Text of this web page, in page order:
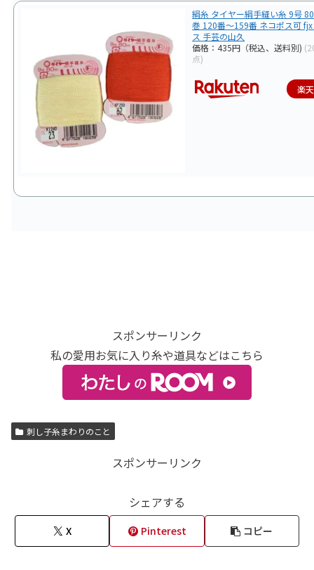
絹糸 タイヤー絹手縫い糸 9号
巻 120番〜159番 ネコポス可
ス 手芸の山久
価格：435円（税込、送料別)
点)
楽
スポンサーリンク
私の愛用お気に入り糸や道具などはこちら
刺し子糸まわりのこと
スポンサーリンク
シェアする
X Pinterest コピー